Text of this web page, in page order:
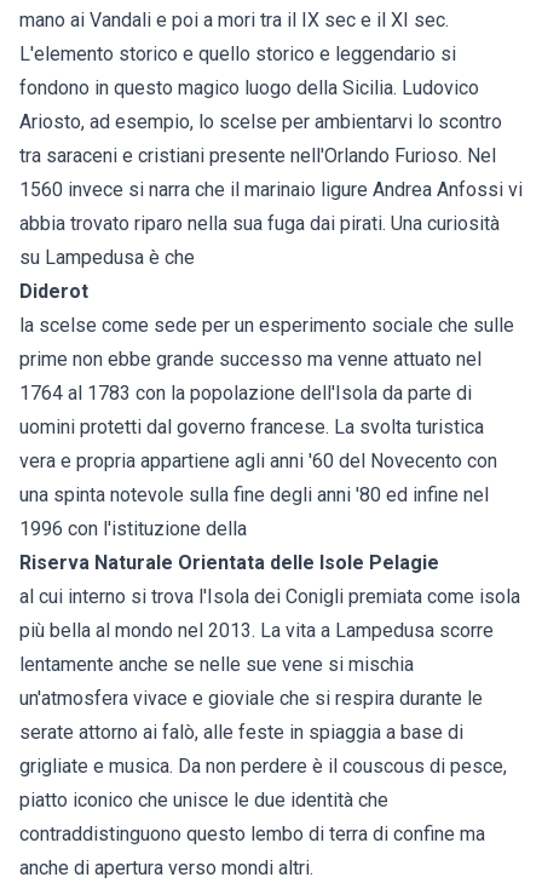
mano ai Vandali e poi a mori tra il IX sec e il XI sec.
L'elemento storico e quello storico e leggendario si
fondono in questo magico luogo della Sicilia. Ludovico
Ariosto, ad esempio, lo scelse per ambientarvi lo scontro
tra saraceni e cristiani presente nell'Orlando Furioso. Nel
1560 invece si narra che il marinaio ligure Andrea Anfossi vi
abbia trovato riparo nella sua fuga dai pirati. Una curiosità
su Lampedusa è che
Diderot
la scelse come sede per un esperimento sociale che sulle
prime non ebbe grande successo ma venne attuato nel
1764 al 1783 con la popolazione dell'Isola da parte di
uomini protetti dal governo francese. La svolta turistica
vera e propria appartiene agli anni '60 del Novecento con
una spinta notevole sulla fine degli anni '80 ed infine nel
1996 con l'istituzione della
Riserva Naturale Orientata delle Isole Pelagie
al cui interno si trova l'Isola dei Conigli premiata come isola
più bella al mondo nel 2013. La vita a Lampedusa scorre
lentamente anche se nelle sue vene si mischia
un'atmosfera vivace e gioviale che si respira durante le
serate attorno ai falò, alle feste in spiaggia a base di
grigliate e musica. Da non perdere è il couscous di pesce,
piatto iconico che unisce le due identità che
contraddistinguono questo lembo di terra di confine ma
anche di apertura verso mondi altri.